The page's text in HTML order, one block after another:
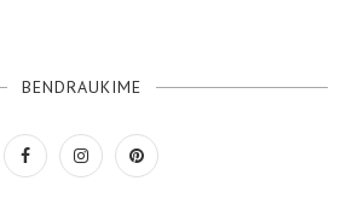
BENDRAUKIME